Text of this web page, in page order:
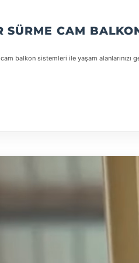
SÜRME CAM
cam balkon sistemleri ile yaşam